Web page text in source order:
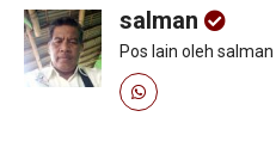
salman
Pos lain oleh salman